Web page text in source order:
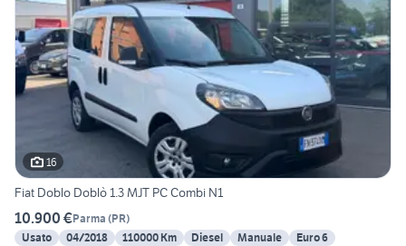
16
Fiat Doblo Doblò 1.3 MJT PC Combi N1
10.900 €Parma (PR)
Usato
04/2018 110000 Km Diesel Manuale
Euro 6